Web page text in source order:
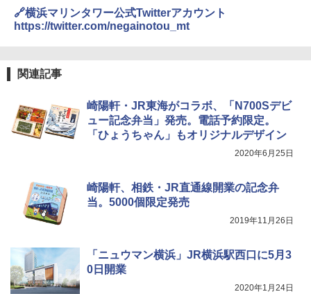
￥5,999
￥9,990
[キャンパーズコレクション 山善] 傘みたいに
イドプラス ブラックコーティング フルクロ
ーズ メッシュ 5人用 簡単設置 ポップアップ
テント PATCW-200B エクルベージュ
熊撃退スプレー 熊よけスプレー 熊スプレー
【日本企業販売】超強力クマ対策スプレー 30
0ml（連続噴射30秒）110ml（連続噴射15
￥3,680
着替えテント トイレテント 透けない【換気
コンパクト iimono117 (ブルー)
￥3,080
🔗横浜マリンタワー公式Twitterアカウント
https://twitter.com/negainotou_mt
関連記事
崎陽軒・JR東海がコラボ、「N700Sデビ
ュー記念弁当」発売。電話予約限定。
「ひょうちゃん」もオリジナルデザイン
2020年6月25日
崎陽軒、相鉄・JR直通線開業の記念弁
当。5000個限定発売
2019年11月26日
「ニュウマン横浜」JR横浜駅西口に5月3
0日開業
2020年1月24日